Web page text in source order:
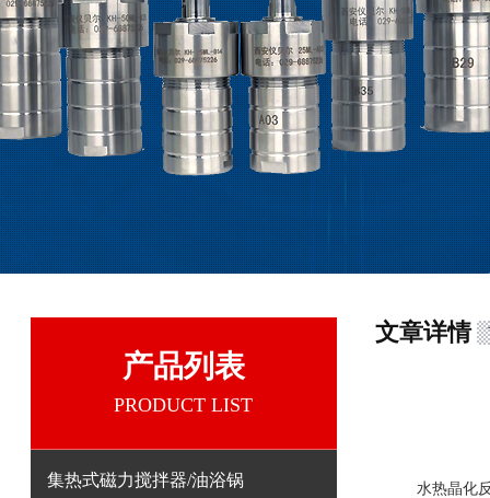
文章详情
水热晶化反
产品列表
PRODUCT LIST
集热式磁力搅拌器/油浴锅